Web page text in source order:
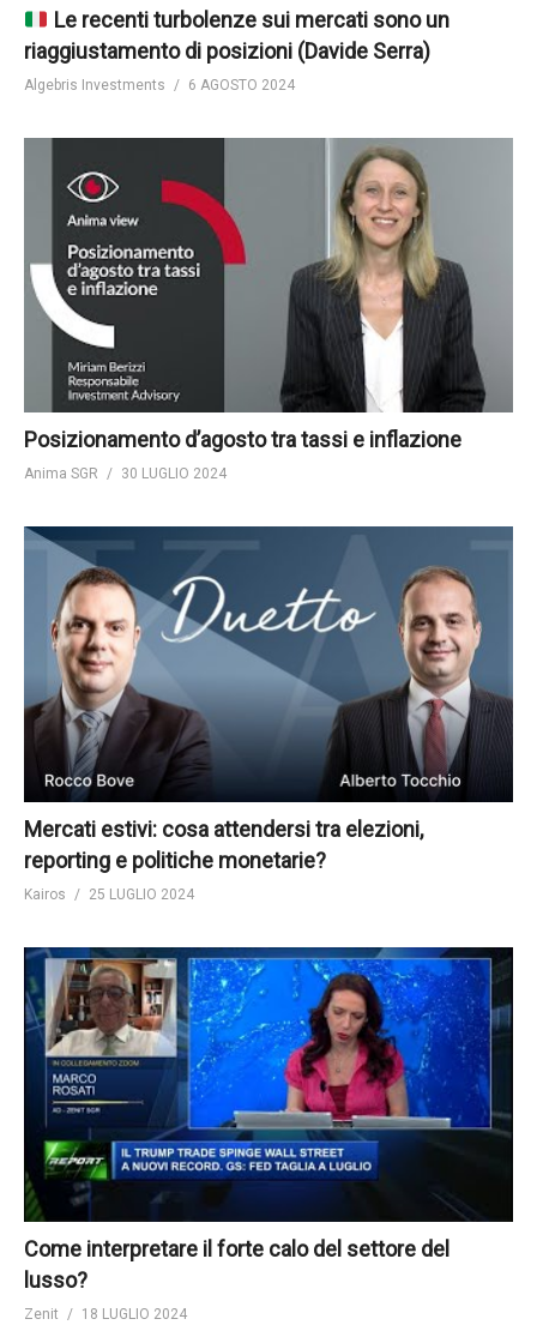
Le recenti turbolenze sui mercati sono un
riaggiustamento di posizioni (Davide Serra)
Algebris Investments 6 AGOSTO 2024
Posizionamento d’agosto tra tassi e inflazione
Anima SGR 30 LUGLIO 2024
Mercati estivi: cosa attendersi tra elezioni,
reporting e politiche monetarie?
Kairos 25 LUGLIO 2024
Come interpretare il forte calo del settore del
lusso?
Zenit 18 LUGLIO 2024